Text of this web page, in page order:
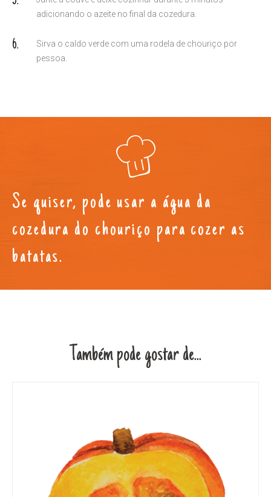
adicionando o azeite no final da cozedura.
Sirva o caldo verde com uma rodela de chouriço por
pessoa.
Se quiser, pode usar a água da
cozedura do chouriço para cozer as
batatas.
Também pode gostar de...